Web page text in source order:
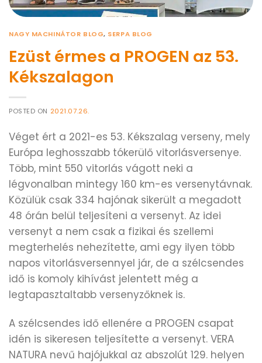
NAGY MACHINÁTOR BLOG, SERPA BLOG
Ezüst érmes a PROGEN az 53.
Kékszalagon
POSTED ON 2021.07.26.
Véget ért a 2021-es 53. Kékszalag verseny, mely
Európa leghosszabb tókerülő vitorlásversenye.
Több, mint 550 vitorlás vágott neki a
légvonalban mintegy 160 km-es versenytávnak.
Közülük csak 334 hajónak sikerült a megadott
48 órán belül teljesíteni a versenyt. Az idei
versenyt a nem csak a fizikai és szellemi
megterhelés nehezítette, ami egy ilyen több
napos vitorlásversennyel jár, de a szélcsendes
idő is komoly kihívást jelentett még a
legtapasztaltabb versenyzőknek is.
A szélcsendes idő ellenére a PROGEN csapat
idén is sikeresen teljesítette a versenyt. VERA
NATURA nevű hajójukkal az abszolút 129. helyen